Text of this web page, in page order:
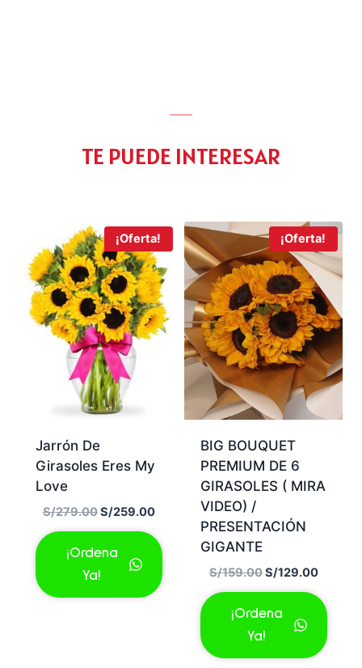
TE PUEDE INTERESAR
¡Oferta!
Jarrón De
Girasoles Eres My
Love
S/279.00El
precio
original
S/279.00.
S/259.00El
actual
S/259.00.
¡Ordena
Ya!
¡Oferta!
BIG BOUQUET
PREMIUM DE 6
GIRASOLES ( MIRA
VIDEO) /
PRESENTACIÓN
GIGANTE
S/159.00El
precio
original
S/129.00El
actual
S/
¡Ordena
Ya!